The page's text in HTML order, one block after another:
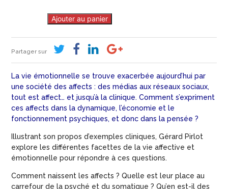
Ajouter au panier
Partager sur
La vie émotionnelle se trouve exacerbée aujourd’hui par
une société des affects : des médias aux réseaux sociaux,
tout est affect… et jusqu’à la clinique. Comment s’expriment
ces affects dans la dynamique, l’économie et le
fonctionnement psychiques, et donc dans la pensée ?
Illustrant son propos d’exemples cliniques, Gérard Pirlot
explore les différentes facettes de la vie affective et
émotionnelle pour répondre à ces questions.
Comment naissent les affects ? Quelle est leur place au
carrefour de la psyché et du somatique ? Qu’en est-il des